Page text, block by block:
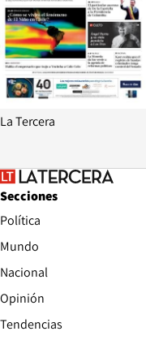
La Tercera
Secciones
Política
Mundo
Nacional
Opinión
Tendencias